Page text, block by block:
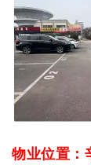
物业位置：